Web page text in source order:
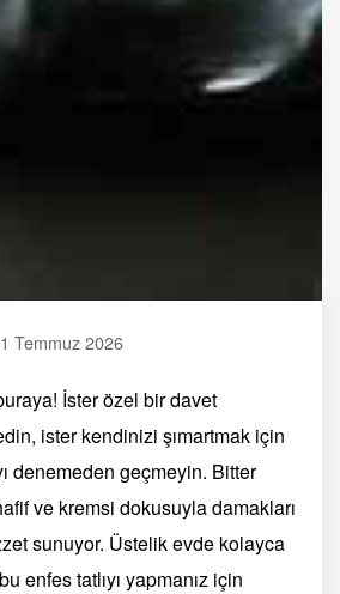
Temmuz 2026
İster özel bir davet
ister kendinizi şımartmak için
denemeden geçmeyin. Bitter
ve kremsi dokusuyla damakları
sunuyor. Üstelik evde kolayca
enfes tatlıyı yapmanız için